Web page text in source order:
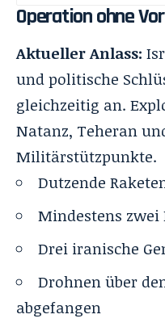
Operation ohne
Aktueller Anlass:
und politische
gleichzeitig an.
Natanz, Teheran
Militärstützpunkte.
Dutzende
Mindestens
Drei iranische
Drohnen über
abgefangen